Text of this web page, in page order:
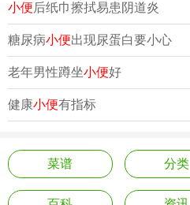
小便后纸巾擦拭易患阴道炎
糖尿病小便出现尿蛋白要小心
老年男性蹲坐小便好
健康小便有指标
菜谱 分类